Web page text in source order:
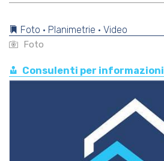
Foto • Planimetrie • Video
Foto
Consulenti per informazioni